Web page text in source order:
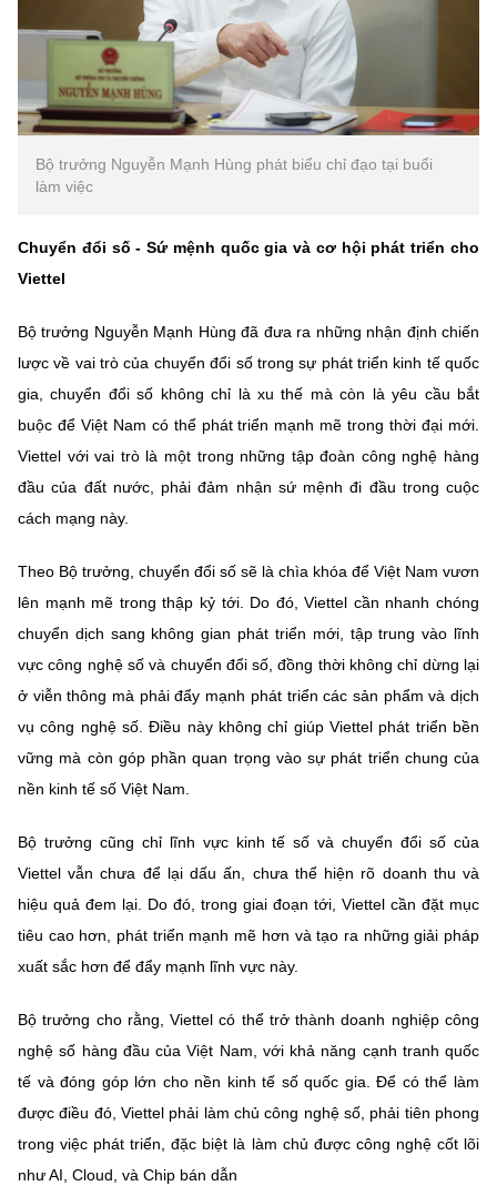
Bộ trưởng Nguyễn Mạnh Hùng phát biểu chỉ đạo tại buổi
làm việc
Chuyển đổi số - Sứ mệnh quốc gia và cơ hội phát triển cho
Viettel
Bộ trưởng Nguyễn Mạnh Hùng đã đưa ra những nhận định chiến
lược về vai trò của chuyển đổi số trong sự phát triển kinh tế quốc
gia, chuyển đổi số không chỉ là xu thế mà còn là yêu cầu bắt
buộc để Việt Nam có thể phát triển mạnh mẽ trong thời đại mới.
Viettel với vai trò là một trong những tập đoàn công nghệ hàng
đầu của đất nước, phải đảm nhận sứ mệnh đi đầu trong cuộc
cách mạng này.
Theo Bộ trưởng, chuyển đổi số sẽ là chìa khóa để Việt Nam vươn
lên mạnh mẽ trong thập kỷ tới. Do đó, Viettel cần nhanh chóng
chuyển dịch sang không gian phát triển mới, tập trung vào lĩnh
vực công nghệ số và chuyển đổi số, đồng thời không chỉ dừng lại
ở viễn thông mà phải đẩy mạnh phát triển các sản phẩm và dịch
vụ công nghệ số. Điều này không chỉ giúp Viettel phát triển bền
vững mà còn góp phần quan trọng vào sự phát triển chung của
nền kinh tế số Việt Nam.
Bộ trưởng cũng chỉ lĩnh vực kinh tế số và chuyển đổi số của
Viettel vẫn chưa để lại dấu ấn, chưa thể hiện rõ doanh thu và
hiệu quả đem lại. Do đó, trong giai đoạn tới, Viettel cần đặt mục
tiêu cao hơn, phát triển mạnh mẽ hơn và tạo ra những giải pháp
xuất sắc hơn để đẩy mạnh lĩnh vực này.
Bộ trưởng cho rằng, Viettel có thể trở thành doanh nghiệp công
nghệ số hàng đầu của Việt Nam, với khả năng cạnh tranh quốc
tế và đóng góp lớn cho nền kinh tế số quốc gia. Để có thể làm
được điều đó, Viettel phải làm chủ công nghệ số, phải tiên phong
trong việc phát triển, đặc biệt là làm chủ được công nghệ cốt lõi
như AI, Cloud, và Chip bán dẫn